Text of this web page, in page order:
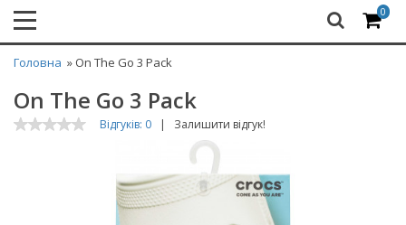
0
Головна » On The Go 3 Pack
On The Go 3 Pack
Відгуків: 0 | Залишити відгук!